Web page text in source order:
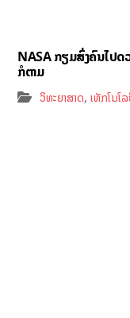
NASA ກຽມສົ່ງຄົນໄປດ
ກໍຕາມ
ວິທະຍາສາດ,ເທັກໂນໂ